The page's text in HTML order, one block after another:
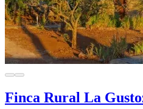
Finca Rural La